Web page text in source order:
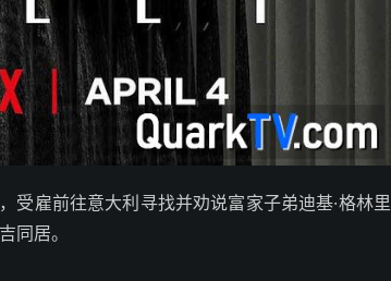
受雇前往意大利寻找并劝说富家子弟迪基·格林里
同居。